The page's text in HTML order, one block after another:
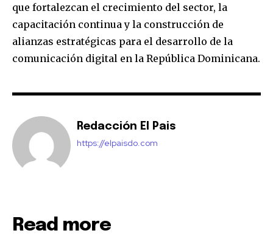
que fortalezcan el crecimiento del sector, la
capacitación continua y la construcción de
alianzas estratégicas para el desarrollo de la
comunicación digital en la República Dominicana.
Redacción El Pais
https://elpaisdo.com
Read more